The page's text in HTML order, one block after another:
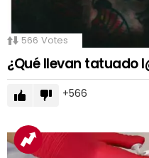
566 Votes
¿Qué llevan tatuado
566